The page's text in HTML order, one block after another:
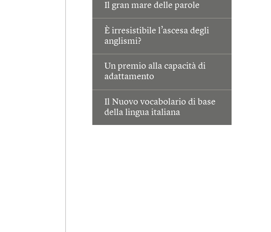
Il gran mare delle parole
È irresistibile l’ascesa degli
anglismi?
Un premio alla capacità di
adattamento
Il Nuovo vocabolario di base
della lingua italiana